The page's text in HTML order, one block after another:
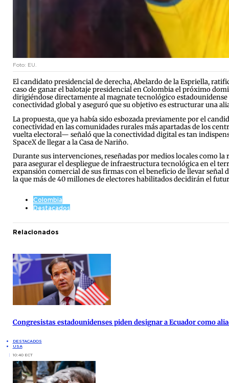
Foto: EU.
El candidato presidencial de derecha, Abelardo de la Espriella,
caso de ganar el balotaje presidencial en Colombia el próximo
dirigiéndose directamente al magnate tecnológico estadounidense
conectividad global y aseguró que su objetivo es estructurar una
La propuesta, que ya había sido esbozada previamente por el
conectividad en las comunidades rurales más apartadas de los
vuelta electoral— señaló que la conectividad digital es tan
SpaceX de llegar a la Casa de Nariño.
Durante sus intervenciones, reseñadas por medios locales como
para asegurar el despliegue de infraestructura tecnológica en el
expansión comercial de sus firmas con el beneficio de llevar señal
la que más de 40 millones de electores habilitados decidirán el
Colombia
Destacados
Relacionados
Congresistas estadounidenses piden designar a Ecuador como
DESTACADOS
USA
10:40 ECT